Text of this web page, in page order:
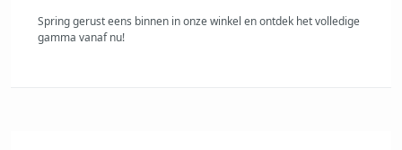
Spring gerust eens binnen in onze winkel en ontdek het volledige
gamma vanaf nu!